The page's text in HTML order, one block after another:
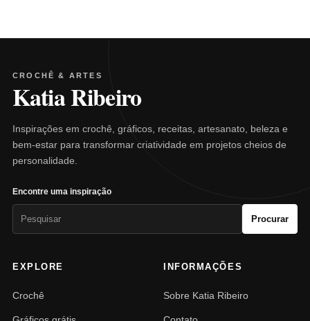
CROCHÊ & ARTES
Katia Ribeiro
Inspirações em crochê, gráficos, receitas, artesanato, beleza e
bem-estar para transformar criatividade em projetos cheios de
personalidade.
Encontre uma inspiração
Procurar
EXPLORE
Crochê
INFORMAÇÕES
Sobre Katia Ribeiro